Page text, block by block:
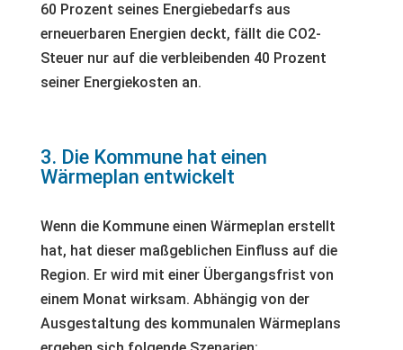
60 Prozent seines Energiebedarfs aus
erneuerbaren Energien deckt, fällt die CO2-
Steuer nur auf die verbleibenden 40 Prozent
seiner Energiekosten an.
3. Die Kommune hat einen
Wärmeplan entwickelt
Wenn die Kommune einen Wärmeplan erstellt
hat, hat dieser maßgeblichen Einfluss auf die
Region. Er wird mit einer Übergangsfrist von
einem Monat wirksam. Abhängig von der
Ausgestaltung des kommunalen Wärmeplans